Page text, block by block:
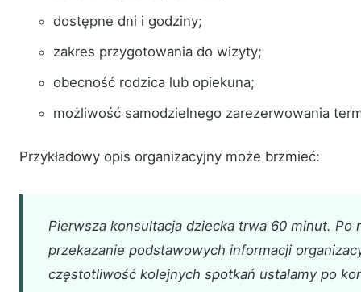
dostępne dni i godziny;
zakres przygotowania do wizyty;
obecność rodzica lub opiekuna;
możliwość samodzielnego zarezerwowania
Przykładowy opis organizacyjny może brzmieć:
Pierwsza konsultacja dziecka trwa 60 minut. Po
przekazanie podstawowych informacji
częstotliwość kolejnych spotkań ustalamy po